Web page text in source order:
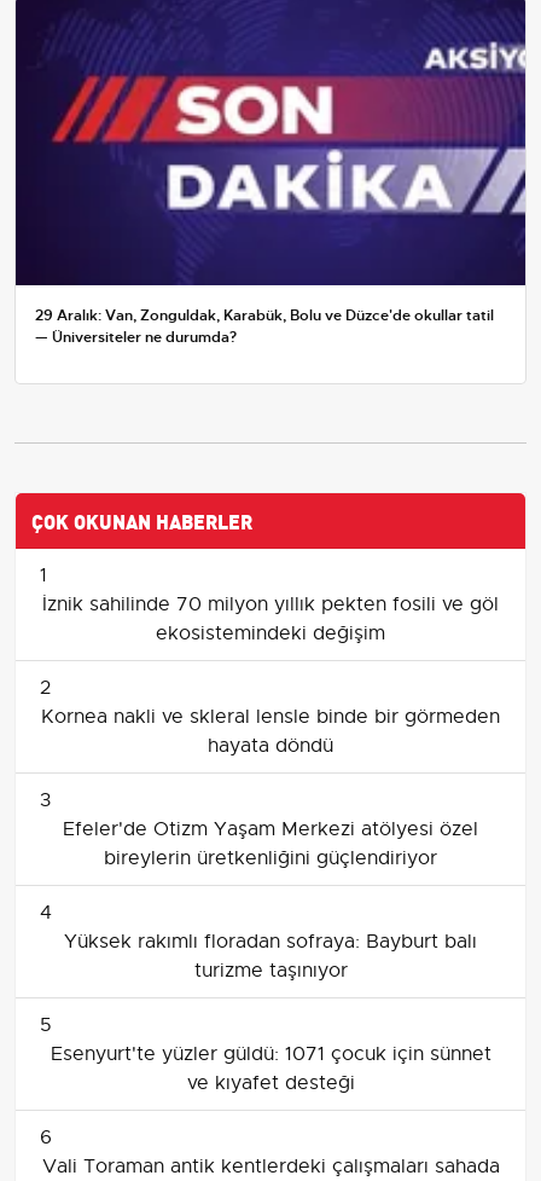
29 Aralık: Van, Zonguldak, Karabük, Bolu ve Düzce'de okullar tatil
— Üniversiteler ne durumda?
ÇOK OKUNAN HABERLER
1
İznik sahilinde 70 milyon yıllık pekten fosili ve göl
ekosistemindeki değişim
2
Kornea nakli ve skleral lensle binde bir görmeden
hayata döndü
3
Efeler'de Otizm Yaşam Merkezi atölyesi özel
bireylerin üretkenliğini güçlendiriyor
4
Yüksek rakımlı floradan sofraya: Bayburt balı
turizme taşınıyor
5
Esenyurt'te yüzler güldü: 1071 çocuk için sünnet
ve kıyafet desteği
6
Vali Toraman antik kentlerdeki çalışmaları sahada